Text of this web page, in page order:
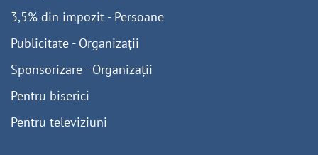
3,5% din impozit - Persoane
Publicitate - Organizații
Sponsorizare - Organizații
Pentru biserici
Pentru televiziuni